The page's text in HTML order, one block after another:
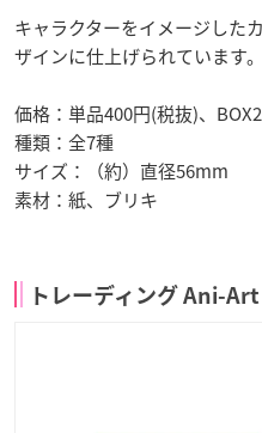
キャラクターをイメージした
ザインに仕上げられています。
価格：単品400円(税抜)、
種類：全7種
サイズ：（約）直径56mm
素材：紙、ブリキ
トレーディング Ani-